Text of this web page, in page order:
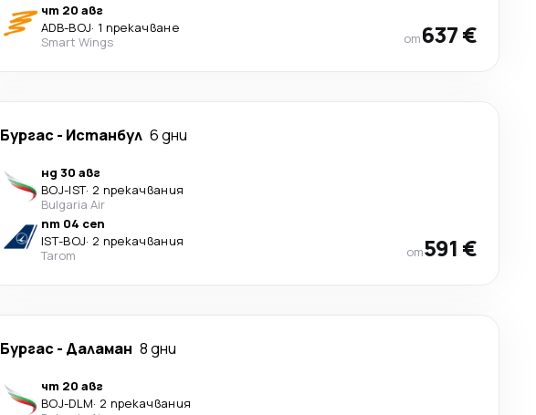
чт 20 авг
ADB-BOJ· 1 прекачване
Smart Wings
от637 €
Бургас - Истанбул 6 дни
нд 30 авг
BOJ-IST· 2 прекачвания
Bulgaria Air
пт 04 сеп
IST-BOJ· 2 прекачвания
Tarom
от591 €
Бургас - Даламан 8 дни
чт 20 авг
BOJ-DLM· 2 прекачвания